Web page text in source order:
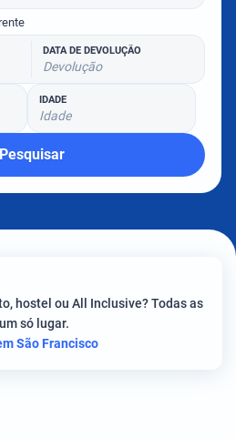
DATA DE DEVOLUÇÃO
Devolução
IDADE
Idade
Pesquisar
hostel ou All Inclusive? Todas as
só lugar.
São Francisco